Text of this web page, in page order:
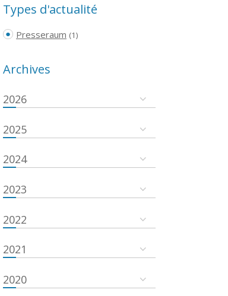
Types d'actualité
Presseraum (1)
Archives
2026
2025
2024
2023
2022
2021
2020